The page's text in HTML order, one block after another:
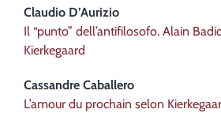
Claudio D’Aurizio
Il “punto” dell’antifilosofo. Alain
Kierkegaard
Cassandre Caballero
L’amour du prochain selon